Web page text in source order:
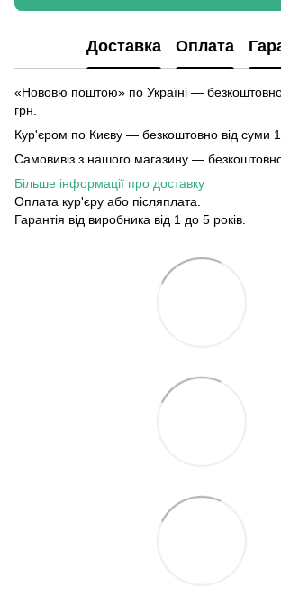
Доставка Оплата
«Нововю поштою» по Україні —
грн.
Кур'єром по Києву — безкоштовно від суми
Самовивіз з нашого магазину —
Більше інформації про доставку
Оплата кур'єру або післяплата.
Гарантія від виробника від 1 до 5 років.